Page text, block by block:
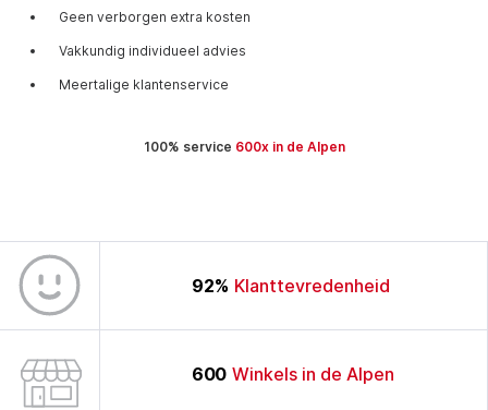
Geen verborgen extra kosten
Vakkundig individueel advies
Meertalige klantenservice
100% service 600x in de Alpen
92% Klanttevredenheid
600 Winkels in de Alpen